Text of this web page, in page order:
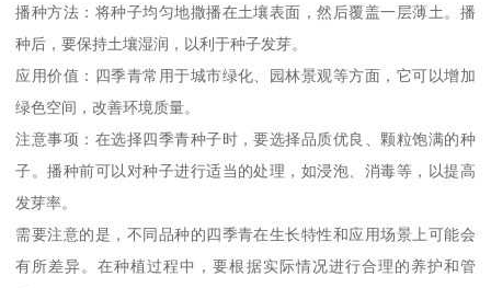
播种方法：将种子均匀地撒播在土壤表面，然后覆盖一层薄土。播
种后，要保持土壤湿润，以利于种子发芽。
应用价值：四季青常用于城市绿化、园林景观等方面，它可以增加
绿色空间，改善环境质量。
注意事项：在选择四季青种子时，要选择品质优良、颗粒饱满的种
子。播种前可以对种子进行适当的处理，如浸泡、消毒等，以提高
发芽率。
需要注意的是，不同品种的四季青在生长特性和应用场景上可能会
有所差异。在种植过程中，要根据实际情况进行合理的养护和管